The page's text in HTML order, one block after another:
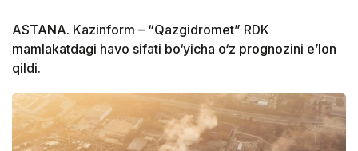
ASTANA. Kazinform – “Qazgidromet” RDK
mamlakatdagi havo sifati bo‘yicha o‘z prognozini e’lon
qildi.